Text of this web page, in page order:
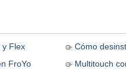
y Flex
Cómo
FroYo
Multitouch